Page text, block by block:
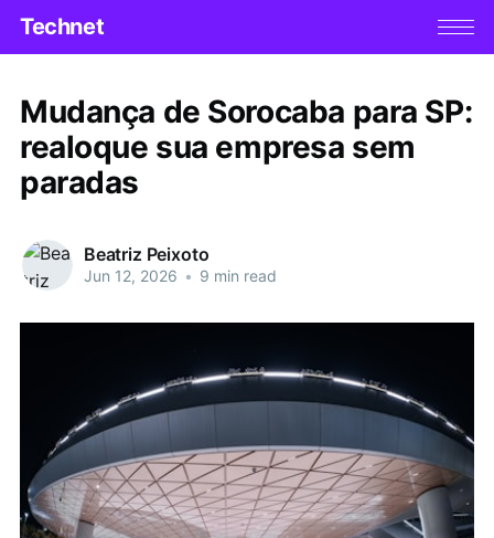
Technet
Mudança de Sorocaba para SP:
realoque sua empresa sem
paradas
Beatriz Peixoto
Jun 12, 2026 • 9 min read